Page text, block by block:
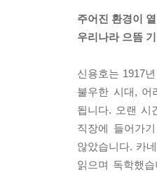
“예에.”
“깊게 파고들고
아들은 아버지
---「사람은 책을
주어진 환경이
우리나라 으뜸
신용호는 1917
불우한 시대, 어
됩니다. 오랜 시
직장에 들어가
않았습니다. 카
읽으며 독학했